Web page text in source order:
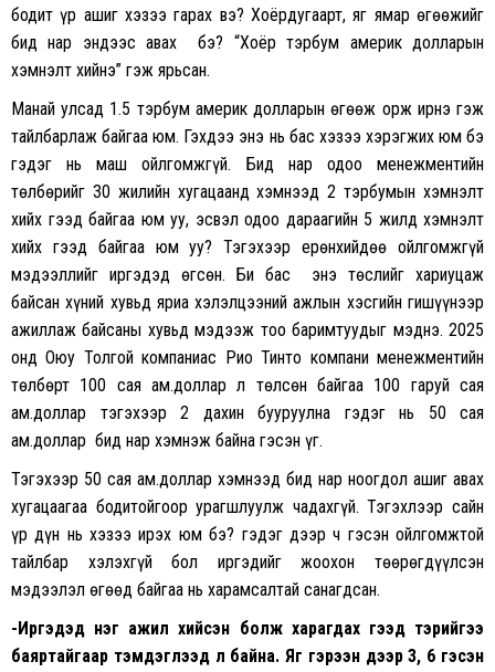
бодит үр ашиг хэзээ гарах вэ? Хоёрдугаарт, яг ямар өгөөжийг
бид нар эндээс авах бэ? “Хоёр тэрбум америк долларын
хэмнэлт хийнэ” гэж ярьсан.
Манай улсад 1.5 тэрбум америк долларын өгөөж орж ирнэ гэж
тайлбарлаж байгаа юм. Гэхдээ энэ нь бас хэзээ хэрэгжих юм бэ
гэдэг нь маш ойлгомжгүй. Бид нар одоо менежментийн
төлбөрийг 30 жилийн хугацаанд хэмнээд 2 тэрбумын хэмнэлт
хийх гээд байгаа юм уу, эсвэл одоо дараагийн 5 жилд хэмнэлт
хийх гээд байгаа юм уу? Тэгэхээр ерөнхийдөө ойлгомжгүй
мэдээллийг иргэдэд өгсөн. Би бас энэ төслийг хариуцаж
байсан хүний хувьд яриа хэлэлцээний ажлын хэсгийн гишүүнээр
ажиллаж байсаны хувьд мэдээж тоо баримтуудыг мэднэ. 2025
онд Оюу Толгой компаниас Рио Тинто компани менежментийн
төлбөрт 100 сая ам.доллар л төлсөн байгаа 100 гаруй сая
ам.доллар тэгэхээр 2 дахин бууруулна гэдэг нь 50 сая
ам.доллар бид нар хэмнэж байна гэсэн үг.
Тэгэхээр 50 сая ам.доллар хэмнээд бид нар ноогдол ашиг авах
хугацаагаа бодитойгоор урагшлуулж чадахгүй. Тэгэхлээр сайн
үр дүн нь хэзээ ирэх юм бэ? гэдэг дээр ч гэсэн ойлгомжтой
тайлбар хэлэхгүй бол иргэдийг жоохон төөрөгдүүлсэн
мэдээлэл өгөөд байгаа нь харамсалтай санагдсан.
-Иргэдэд нэг ажил хийсэн болж харагдах гээд тэрийгээ
баяртайгаар тэмдэглээд л байна. Яг гэрээн дээр 3, 6 гэсэн